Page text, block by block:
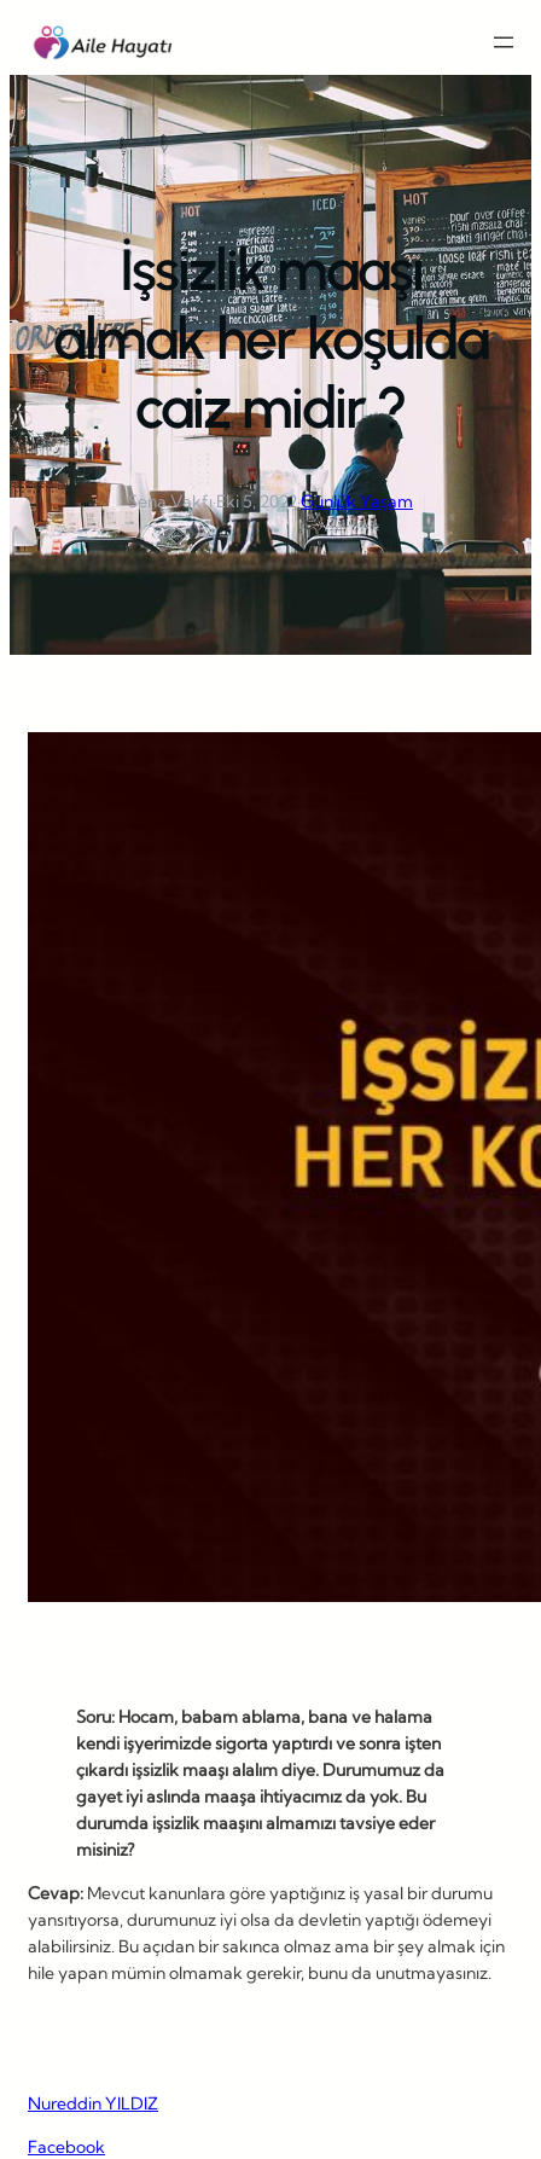
İçeriğe
geç
İşsizlik maaşı
almak her koşulda
caiz midir ?
Sena Vakfı·Eki 5, 2022·Günlük Yaşam
Soru: Hocam, babam ablama, bana ve halama
kendi işyerimizde sigorta yaptırdı ve sonra işten
çıkardı işsizlik maaşı alalım diye. Durumumuz da
gayet iyi aslında maaşa ihtiyacımız da yok. Bu
durumda işsizlik maaşını almamızı tavsiye eder
misiniz?
Cevap: Mevcut kanunlara göre yaptığınız iş yasal bir durumu
yansıtıyorsa, durumunuz iyi olsa da devletin yaptığı ödemeyi
alabilirsiniz. Bu açıdan bir sakınca olmaz ama bir şey almak için
hile yapan mümin olmamak gerekir, bunu da unutmayasınız.
Nureddin YILDIZ
Facebook